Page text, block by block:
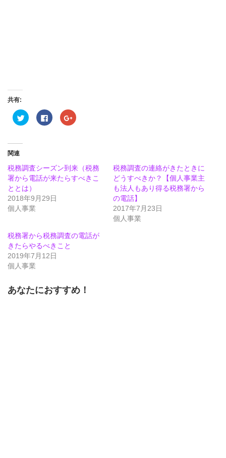
共有:
ク
リ
共
有
(新
し
い
ウ
ィ
ン
ド
開
き
ま
す)
Facebook
で
ク
リ
ッ
ク
て
く
し
い
ウ
ィ
ン
ド
き
ま
す)
ク
リ
共
有
(新
し
き
関連
税務調査シーズン到来（税務
署から電話が来たらすべきこ
ととは）
2018年9月29日
個人事業
税務調査の連絡がきたときに
どうすべきか？【個人事業主
も法人もあり得る税務署から
の電話】
2017年7月23日
個人事業
税務署から税務調査の電話が
きたらやるべきこと
2019年7月12日
個人事業
あなたにおすすめ！